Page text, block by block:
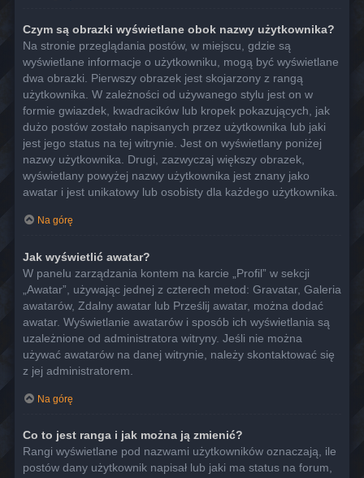
Czym są obrazki wyświetlane obok nazwy użytkownika?
Na stronie przeglądania postów, w miejscu, gdzie są
wyświetlane informacje o użytkowniku, mogą być wyświetlane
dwa obrazki. Pierwszy obrazek jest skojarzony z rangą
użytkownika. W zależności od używanego stylu jest on w
formie gwiazdek, kwadracików lub kropek pokazujących, jak
dużo postów zostało napisanych przez użytkownika lub jaki
jest jego status na tej witrynie. Jest on wyświetlany poniżej
nazwy użytkownika. Drugi, zazwyczaj większy obrazek,
wyświetlany powyżej nazwy użytkownika jest znany jako
awatar i jest unikatowy lub osobisty dla każdego użytkownika.
Na górę
Jak wyświetlić awatar?
W panelu zarządzania kontem na karcie „Profil” w sekcji
„Awatar”, używając jednej z czterech metod: Gravatar, Galeria
awatarów, Zdalny awatar lub Prześlij awatar, można dodać
awatar. Wyświetlanie awatarów i sposób ich wyświetlania są
uzależnione od administratora witryny. Jeśli nie można
używać awatarów na danej witrynie, należy skontaktować się
z jej administratorem.
Na górę
Co to jest ranga i jak można ją zmienić?
Rangi wyświetlane pod nazwami użytkowników oznaczają, ile
postów dany użytkownik napisał lub jaki ma status na forum,